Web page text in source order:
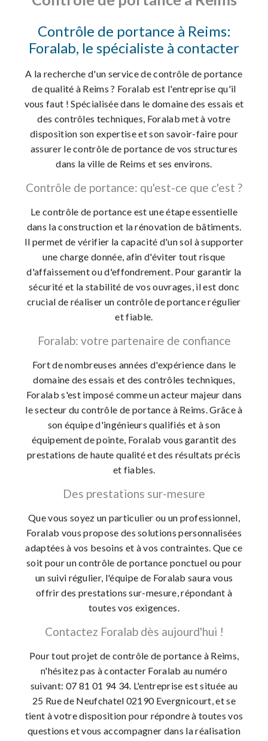
Contrôle de portance à Reims:
Foralab, le spécialiste à contacter
A la recherche d'un service de contrôle de portance
de qualité à Reims ? Foralab est l'entreprise qu'il
vous faut ! Spécialisée dans le domaine des essais et
des contrôles techniques, Foralab met à votre
disposition son expertise et son savoir-faire pour
assurer le contrôle de portance de vos structures
dans la ville de Reims et ses environs.
Contrôle de portance: qu'est-ce que c'est ?
Le contrôle de portance est une étape essentielle
dans la construction et la rénovation de bâtiments.
Il permet de vérifier la capacité d'un sol à supporter
une charge donnée, afin d'éviter tout risque
d'affaissement ou d'effondrement. Pour garantir la
sécurité et la stabilité de vos ouvrages, il est donc
crucial de réaliser un contrôle de portance régulier
et fiable.
Foralab: votre partenaire de confiance
Fort de nombreuses années d'expérience dans le
domaine des essais et des contrôles techniques,
Foralab s'est imposé comme un acteur majeur dans
le secteur du contrôle de portance à Reims. Grâce à
son équipe d'ingénieurs qualifiés et à son
équipement de pointe, Foralab vous garantit des
prestations de haute qualité et des résultats précis
et fiables.
Des prestations sur-mesure
Que vous soyez un particulier ou un professionnel,
Foralab vous propose des solutions personnalisées
adaptées à vos besoins et à vos contraintes. Que ce
soit pour un contrôle de portance ponctuel ou pour
un suivi régulier, l'équipe de Foralab saura vous
offrir des prestations sur-mesure, répondant à
toutes vos exigences.
Contactez Foralab dès aujourd'hui !
Pour tout projet de contrôle de portance à Reims,
n'hésitez pas à contacter Foralab au numéro
suivant: 07 81 01 94 34. L'entreprise est située au
25 Rue de Neufchatel 02190 Evergnicourt, et se
tient à votre disposition pour répondre à toutes vos
questions et vous accompagner dans la réalisation